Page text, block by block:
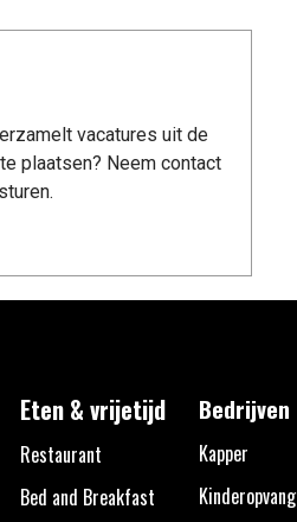
vacatures uit de
plaatsen? Neem contact
Eten & vrijetijd
Restaurant
Bed and Breakfast
Bedrijven
Kapper
Kinderopvang